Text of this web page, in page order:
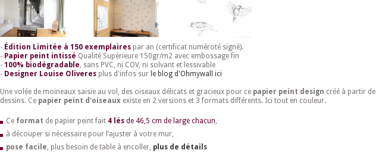
- Édition Limitée à 150 exemplairespar an (certificat numéroté signé).
- Papier peint intissé Qualité Supérieure 150gr/m2 avec embossage fin
- 100% biodégradable, sans PVC, ni COV, ni solvant et lessivable
- Designer Louise Oliveresplus d'infos sur le blog d'Ohmywall ici
Une volée de moineaux saisie au vol, des oiseaux délicats et gracieux pour ce papier peint design créé à partir de
dessins. Ce papier peint d'oiseaux existe en 2 versions et 3 formats différents. Ici tout en couleur.
Ce format de papier peint fait 4 lésde 46,5 cm de large chacun
à découper si nécessaire pour l’ajuster à votre mur,
pose facile , plus besoin de table à encoller, plus de détails